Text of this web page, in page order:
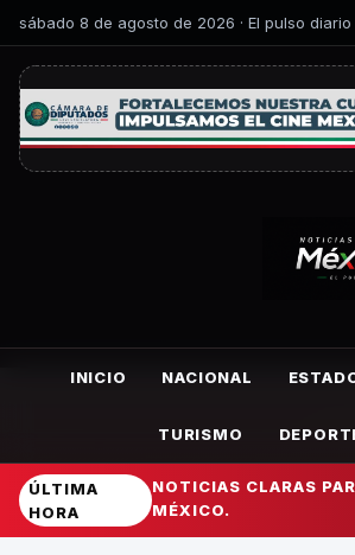
sábado 8 de agosto de 2026 · El pulso
INICIO NACIONAL
TURISMO
ÚLTIMA
HORA
NOTICIAS CLARAS
MÉXICO.